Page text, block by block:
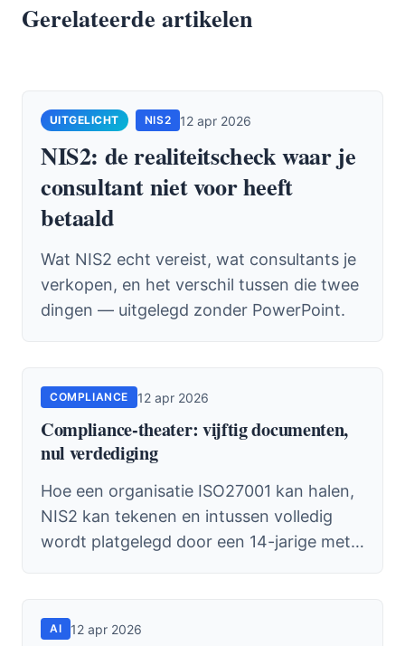
Gerelateerde artikelen
NIS2 12 apr 2026
NIS2: de realiteitscheck waar je
consultant niet voor heeft
betaald
Wat NIS2 echt vereist, wat consultants je
verkopen, en het verschil tussen die twee
dingen — uitgelegd zonder PowerPoint.
COMPLIANCE 12 apr 2026
Compliance-theater: vijftig documenten,
nul verdediging
Hoe een organisatie ISO27001 kan halen,
NIS2 kan tekenen en intussen volledig
wordt platgelegd door een 14-jarige met
AI 12 apr 2026